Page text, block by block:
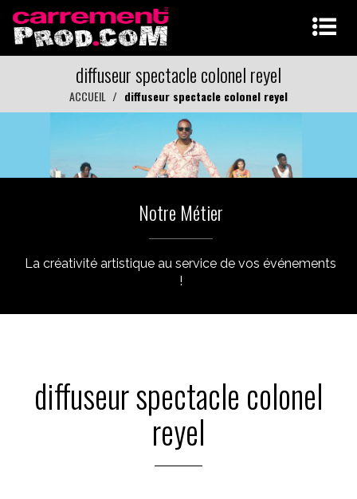
diffuseur spectacle colonel reyel
ACCUEIL diffuseur spectacle colonel reyel
Notre Métier
La créativité artistique au service de vos événements
!
diffuseur spectacle colonel
reyel